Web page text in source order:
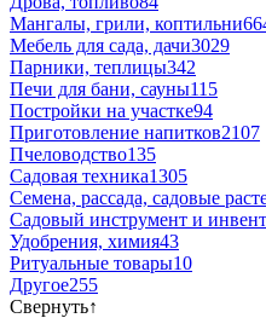
Мангалы, грили, коптильни
Мебель для сада, дачи3029
Парники, теплицы342
Печи для бани, сауны115
Постройки на участке94
Приготовление напитков2107
Пчеловодство135
Садовая техника1305
Семена, рассада, садовые
Садовый инструмент и
Удобрения, химия43
Ритуальные товары10
Другое255
Свернуть↑